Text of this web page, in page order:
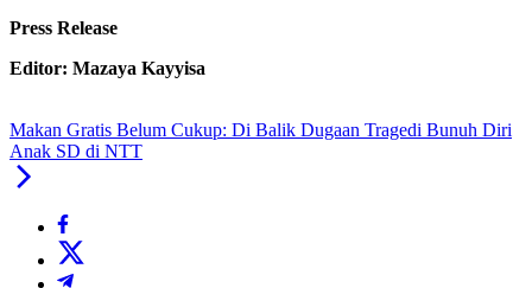
Press Release
Editor: Mazaya Kayyisa
Makan Gratis Belum Cukup: Di Balik Dugaan Tragedi Bunuh Diri
Anak SD di NTT